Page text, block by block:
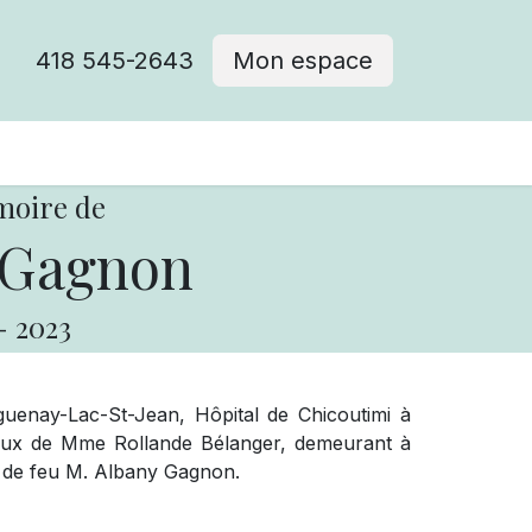
418 545-2643 Mon espace
de
2023
Lac-St-Jean, Hôpital de Chicoutimi à
de Mme Rollande Bélanger, demeurant à
feu M. Albany Gagnon.